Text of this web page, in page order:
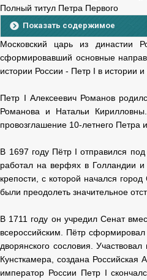
Полный титул Петра Первого
Показать содержимое
Московский царь из династии
сформировавший основные
истории России - Петр I в истории
Петр I Алексеевич Романов
Романова и Натальи
провозглашение 10-летнего Петра
В 1697 году Пётр I отправился
работал на верфях в Голландии и
крепости, c которой начался
были преодолеть значительное
В 1711 году он учредил Сенат
всероссийским. Пётр
дворянского сословия.
Кунсткамера, создана
император России Петр I